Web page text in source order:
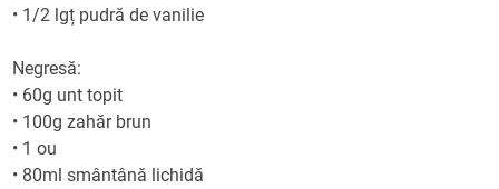
• 1/2 lgț pudră de vanilie
Negresă:
• 60g unt topit
• 100g zahăr brun
• 1 ou
• 80ml smântână lichidă